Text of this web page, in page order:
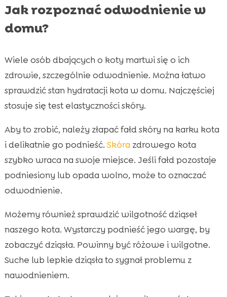
Jak rozpoznać odwodnienie w
domu?
Wiele osób dbających o koty martwi się o ich
zdrowie, szczególnie odwodnienie. Można łatwo
sprawdzić stan hydratacji kota w domu. Najczęściej
stosuje się test elastyczności skóry.
Aby to zrobić, należy złapać fałd skóry na karku kota
i delikatnie go podnieść. Skóra zdrowego kota
szybko wraca na swoje miejsce. Jeśli fałd pozostaje
podniesiony lub opada wolno, może to oznaczać
odwodnienie.
Możemy również sprawdzić wilgotność dziąseł
naszego kota. Wystarczy podnieść jego wargę, by
zobaczyć dziąsła. Powinny być różowe i wilgotne.
Suche lub lepkie dziąsła to sygnał problemu z
nawodnieniem.